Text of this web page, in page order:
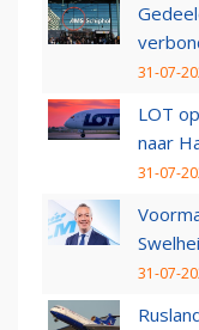
31-07-
LOT
naar
31-07-
31-07-